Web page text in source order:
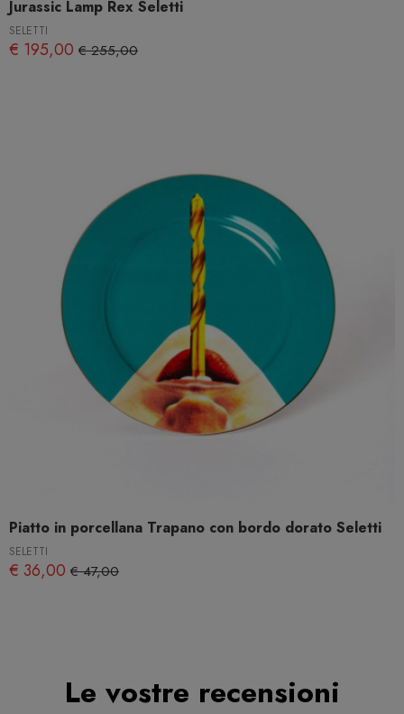
Jurassic Lamp Rex Seletti
SELETTI
€ 195,00 € 255,00
Piatto in porcellana Trapano con bordo dorato Seletti
SELETTI
€ 36,00 € 47,00
Le vostre recensioni